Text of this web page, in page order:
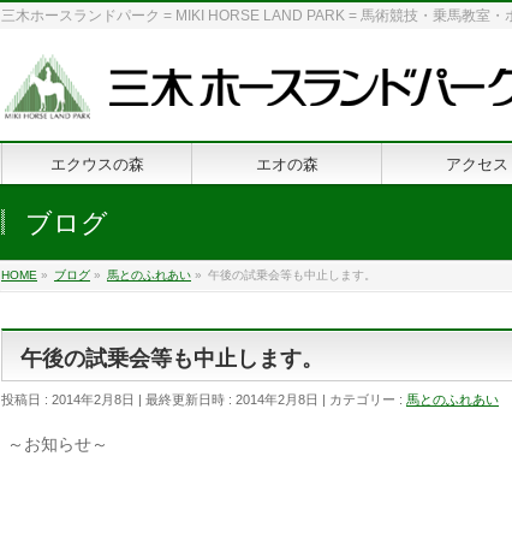
三木ホースランドパーク = MIKI HORSE LAND PARK = 馬術競技・乗馬教室
エクウスの森 エオの森 アクセス
ブログ
HOME » ブログ » 馬とのふれあい » 午後の試乗会等も中止します。
午後の試乗会等も中止します。
投稿日 : 2014年2月8日 最終更新日時 : 2014年2月8日 カテゴリー : 馬とのふれあい
～お知らせ～